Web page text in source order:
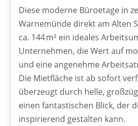
Diese moderne Büroetage in
Warnemünde direkt am Alten
ca. 144 m² ein ideales
Unternehmen, die Wert auf
und eine angenehme
Die Mietfläche ist ab sofort
überzeugt durch helle,
einen fantastischen Blick, der
inspirierend gestalten kann.